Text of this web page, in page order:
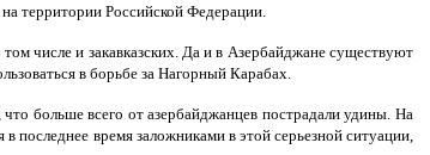
территории Российской Федерации.
числе и закавказских. Да и в Азербайджане существуют
в борьбе за Нагорный Карабах.
больше всего от азербайджанцев пострадали удины. На
последнее время заложниками в этой серьезной ситуации,